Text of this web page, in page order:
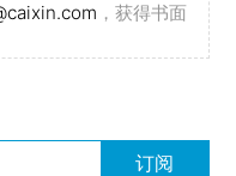
，获得书面
订阅